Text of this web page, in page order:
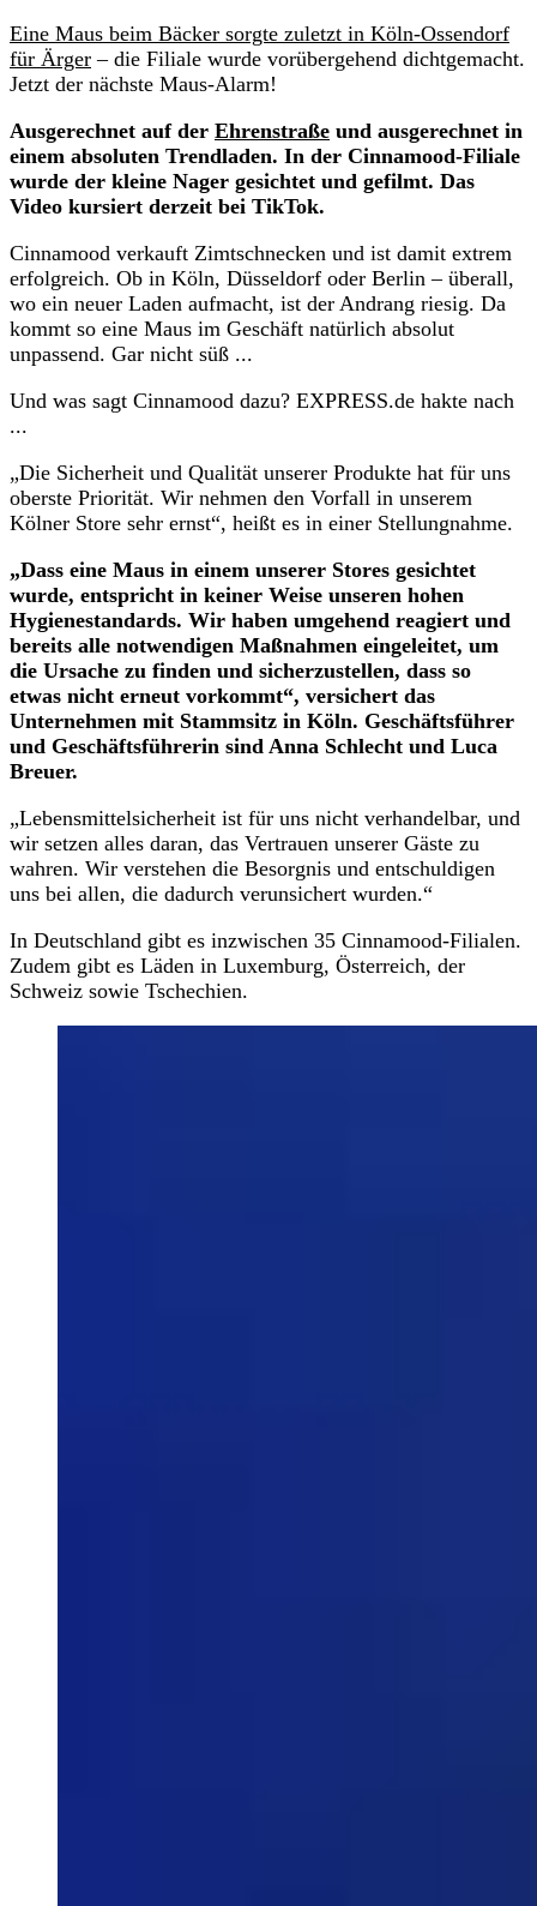
Eine Maus beim Bäcker sorgte zuletzt in Köln-Ossendorf
für Ärger – die Filiale wurde vorübergehend dichtgemacht.
Jetzt der nächste Maus-Alarm!
Ausgerechnet auf der Ehrenstraße und ausgerechnet in
einem absoluten Trendladen. In der Cinnamood-Filiale
wurde der kleine Nager gesichtet und gefilmt. Das
Video kursiert derzeit bei TikTok.
Cinnamood verkauft Zimtschnecken und ist damit extrem
erfolgreich. Ob in Köln, Düsseldorf oder Berlin – überall,
wo ein neuer Laden aufmacht, ist der Andrang riesig. Da
kommt so eine Maus im Geschäft natürlich absolut
unpassend. Gar nicht süß ...
Und was sagt Cinnamood dazu? EXPRESS.de hakte nach
...
„Die Sicherheit und Qualität unserer Produkte hat für uns
oberste Priorität. Wir nehmen den Vorfall in unserem
Kölner Store sehr ernst“, heißt es in einer Stellungnahme.
„Dass eine Maus in einem unserer Stores gesichtet
wurde, entspricht in keiner Weise unseren hohen
Hygienestandards. Wir haben umgehend reagiert und
bereits alle notwendigen Maßnahmen eingeleitet, um
die Ursache zu finden und sicherzustellen, dass so
etwas nicht erneut vorkommt“, versichert das
Unternehmen mit Stammsitz in Köln. Geschäftsführer
und Geschäftsführerin sind Anna Schlecht und Luca
Breuer.
„Lebensmittelsicherheit ist für uns nicht verhandelbar, und
wir setzen alles daran, das Vertrauen unserer Gäste zu
wahren. Wir verstehen die Besorgnis und entschuldigen
uns bei allen, die dadurch verunsichert wurden.“
In Deutschland gibt es inzwischen 35 Cinnamood-Filialen.
Zudem gibt es Läden in Luxemburg, Österreich, der
Schweiz sowie Tschechien.